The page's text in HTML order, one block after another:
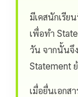
มีเคสนักเรีย
เพื่อทำ
วัน จากนั้นจึ
Statement
เมื่อยื่นเอกส